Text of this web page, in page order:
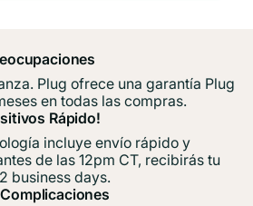
Plug ofrece una garantía Plug
en todas las compras.
Rápido!
incluye envío rápido y
de las 12pm CT, recibirás tu
business days.